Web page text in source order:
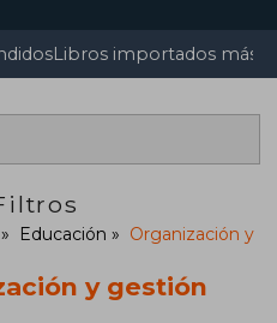
Libros importados más
Educación
Organización y
y gestión